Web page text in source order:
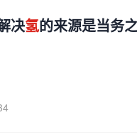
决氢的来源是当务